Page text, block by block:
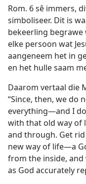
Rom. 6 sê immers,
simboliseer. Dit is
bekeerling begrawe
elke persoon wat
aangeneem het in
en het hulle saam
Daarom vertaal die
“Since, then, we do
everything—and I
with that old way of
and through. Get
new way of life—a
from the inside,
as God accurately